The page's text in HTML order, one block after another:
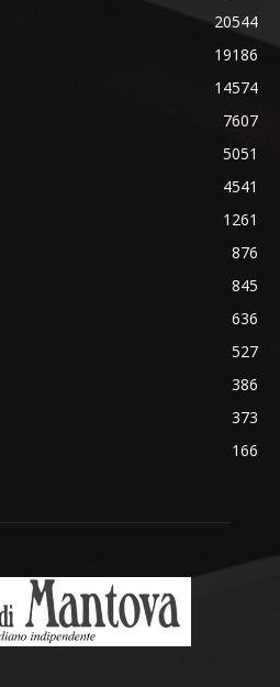
20544
19186
14574
7607
5051
4541
1261
876
845
636
527
386
373
166